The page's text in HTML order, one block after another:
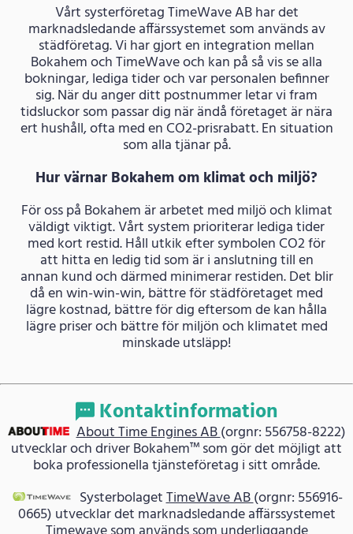
Vårt systerföretag TimeWave AB har det
marknadsledande affärssystemet som används av
städföretag. Vi har gjort en integration mellan
Bokahem och TimeWave och kan på så vis se alla
bokningar, lediga tider och var personalen befinner
sig. När du anger ditt postnummer letar vi fram
tidsluckor som passar dig när ändå företaget är nära
ert hushåll, ofta med en CO2-prisrabatt. En situation
som alla tjänar på.
Hur värnar Bokahem om klimat och miljö?
För oss på Bokahem är arbetet med miljö och klimat
väldigt viktigt. Vårt system prioriterar lediga tider
med kort restid. Håll utkik efter symbolen CO2 för
att hitta en ledig tid som är i anslutning till en
annan kund och därmed minimerar restiden. Det blir
då en win-win-win, bättre för städföretaget med
lägre kostnad, bättre för dig eftersom de kan hålla
lägre priser och bättre för miljön och klimatet med
minskade utsläpp!
Kontaktinformation
About Time Engines AB(orgnr: 556758-8222)
utvecklar och driver Bokahem™ som gör det möjligt att
boka professionella tjänsteföretag i sitt område.
SysterbolagetTimeWave AB(orgnr: 556916-
0665) utvecklar det marknadsledande affärssystemet